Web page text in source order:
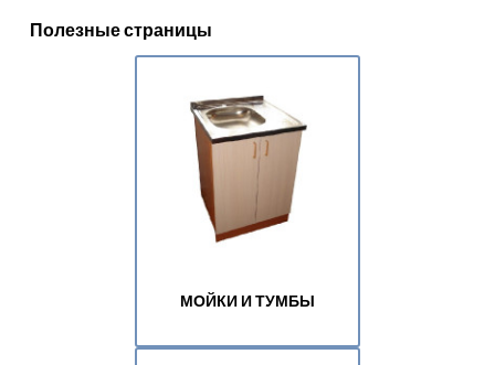
Полезные страницы
МОЙКИ И ТУМБЫ